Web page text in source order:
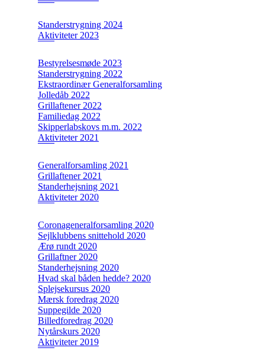
Standerstrygning 2024
Aktiviteter 2023
Bestyrelsesmøde 2023
Standerstrygning 2022
Ekstraordinær Generalforsamling
Jolledåb 2022
Grillaftener 2022
Familiedag 2022
Skipperlabskovs m.m. 2022
Aktiviteter 2021
Generalforsamling 2021
Grillaftener 2021
Standerhejsning 2021
Aktiviteter 2020
Coronageneralforsamling 2020
Sejlklubbens snittehold 2020
Ærø rundt 2020
Grillaftner 2020
Standerhejsning 2020
Hvad skal båden hedde? 2020
Splejsekursus 2020
Mærsk foredrag 2020
Suppegilde 2020
Billedforedrag 2020
Nytårskurs 2020
Aktiviteter 2019